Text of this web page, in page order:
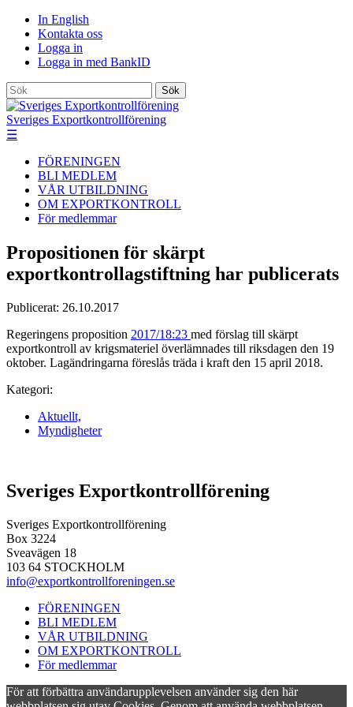
In English
Kontakta oss
Logga in
Logga in med BankID
Sök
Sveriges Exportkontrollförening
☰
FÖRENINGEN
BLI MEDLEM
VÅR UTBILDNING
OM EXPORTKONTROLL
För medlemmar
Propositionen för skärpt
exportkontrollagstiftning har publicerats
Publicerat: 26.10.2017
Regeringens proposition 2017/18:23 med förslag till skärpt
exportkontroll av krigsmateriel överlämnades till riksdagen den 19
oktober. Lagändringarna föreslås träda i kraft den 15 april 2018.
Kategori:
Aktuellt,
Myndigheter
Sveriges Exportkontrollförening
Sveriges Exportkontrollförening
Box 3224
Sveavägen 18
103 64 STOCKHOLM
info@exportkontrollforeningen.se
FÖRENINGEN
BLI MEDLEM
VÅR UTBILDNING
OM EXPORTKONTROLL
För medlemmar
För att förbättra användarupplevelsen använder sig den här